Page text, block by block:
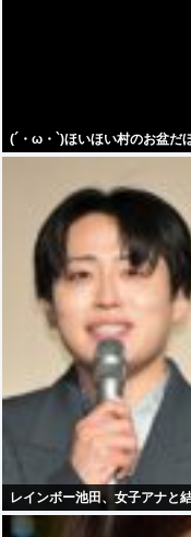
(´・ω・`)ほいほい村のお盆だ
レインボー池田、女子アナと